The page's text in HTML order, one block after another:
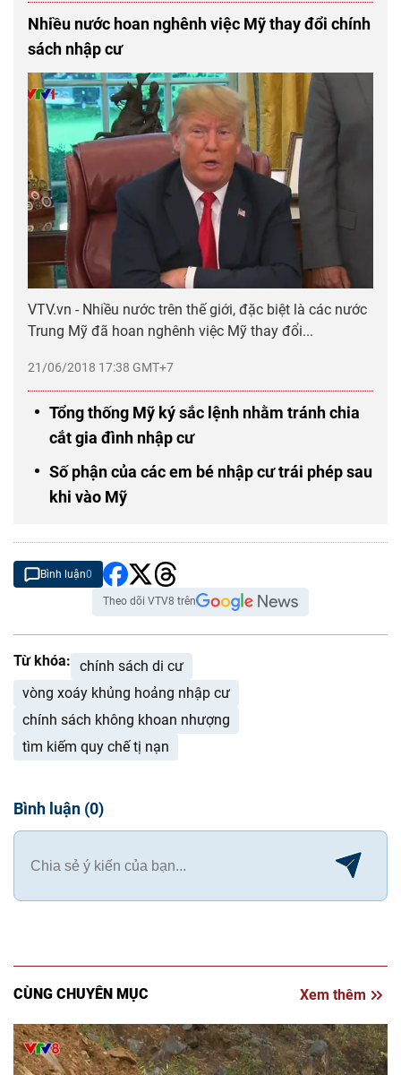
Nhiều nước hoan nghênh việc Mỹ thay đổi chính
sách nhập cư
21/06/2018 17:38 GMT+7
VTV.vn - Nhiều nước trên thế giới, đặc biệt là các nước
Trung Mỹ đã hoan nghênh việc Mỹ thay đổi...
Tổng thống Mỹ ký sắc lệnh nhằm tránh chia
cắt gia đình nhập cư
Số phận của các em bé nhập cư trái phép sau
khi vào Mỹ
Bình luận0
Theo dõi VTV8 trên
Từ khóa: chính sách di cư
vòng xoáy khủng hoảng nhập cư
chính sách không khoan nhượng
tìm kiếm quy chế tị nạn
Bình luận (0)
CÙNG CHUYÊN MỤC Xem thêm